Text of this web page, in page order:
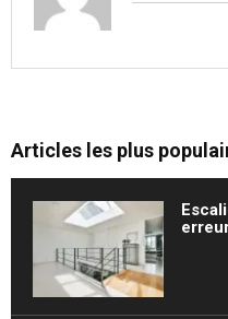
Articles les plus